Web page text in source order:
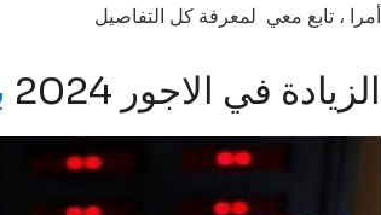
أمرا ، تابع معي لمعرفة كل التفاصيل
الزيادة في الاجور 2024